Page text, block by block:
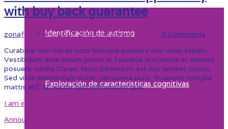
Identificación de autismo
Exploración de características cognitivas
with buy back guarantee
zonafebrero 4, 2017 2:43 pmfebrero 4, 2017 0 Comments
Curabitur non nisi et odio tristique posuere non vitae sapien.
Vestibulum ante ipsum primis in faucibus orci luctus et ultrices
posuere cubilia Curae; Nunc bibendum est nec laoreet cursus.
Sed vitae elementum dolor, vel viverra nunc. Praesent fringilla
mattis elit, at auctor orci elementum quis.
I am interested
Announcements